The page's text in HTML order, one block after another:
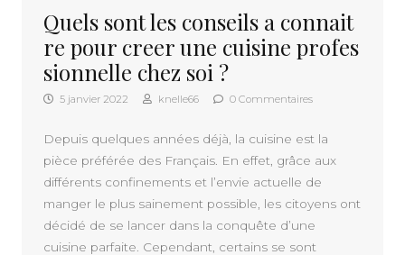
Quels sont les conseils a connait
re pour creer une cuisine profes
sionnelle chez soi ?
5 janvier 2022 knelle66 0 Commentaires
Depuis quelques années déjà, la cuisine est la
pièce préférée des Français. En effet, grâce aux
différents confinements et l’envie actuelle de
manger le plus sainement possible, les citoyens ont
décidé de se lancer dans la conquête d’une
cuisine parfaite. Cependant, certains se sont